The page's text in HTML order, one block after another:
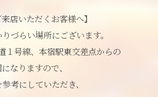
来店いただくお客様へ】
づらい場所にございます。
１号線、本宿駅東交差点からの
なりますので、
考にしていただき、